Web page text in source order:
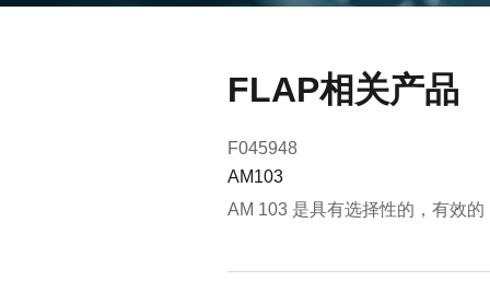
FLAP相关产品
F045948
AM103
AM 103 是具有选择性的，有效